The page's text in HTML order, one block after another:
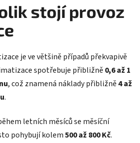
stojí provoz
je ve většině případů překvapivě
spotřebuje přibližně 0,6 až 1
, což znamená náklady přibližně4 až
.
letních měsíců se měsíční
pohybují kolem500 až 800 Kč.